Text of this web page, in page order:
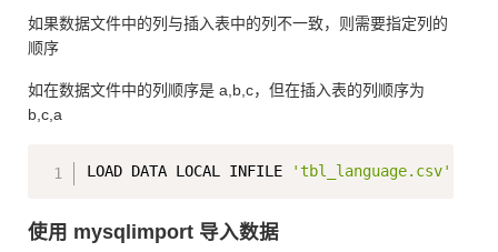
如果数据文件中的列与插入表中的列不一致，则需要指定列的
顺序
如在数据文件中的列顺序是 a,b,c，但在插入表的列顺序为
b,c,a
LOAD DATA LOCAL INFILE 'tbl_language.csv'
使用 mysqlimport 导入数据